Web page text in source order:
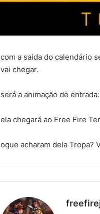
com a saída do calendário
vai chegar.
será a animação de
ela chegará ao Free Fire
oque acharam dela Tropa?